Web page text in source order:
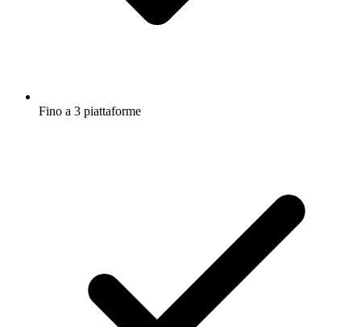
Fino a 3 piattaforme